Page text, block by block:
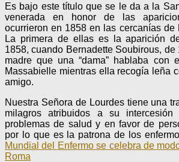
Es bajo este título que se le da a la
venerada en honor de las
ocurrieron en 1858 en las cercanías de
La primera de ellas es la aparición
1858, cuando Bernadette Soubirous,
madre que una “dama” hablaba con
Massabielle mientras ella recogía leña
amigo.
Nuestra Señora de Lourdes tiene una
milagros atribuidos a su
problemas de salud y en favor de
por lo que es la patrona de los
Mundial del Enfermo se celebra de
Roma